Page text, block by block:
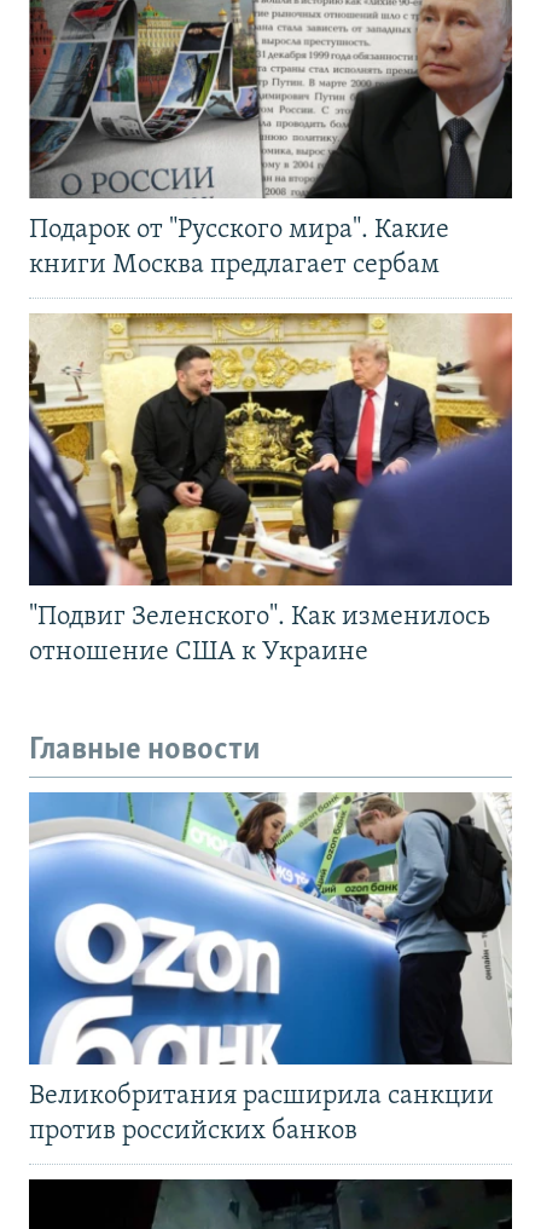
Подарок от "Русского мира". Какие
книги Москва предлагает сербам
"Подвиг Зеленского". Как изменилось
отношение США к Украине
Главные новости
Великобритания расширила санкции
против российских банков